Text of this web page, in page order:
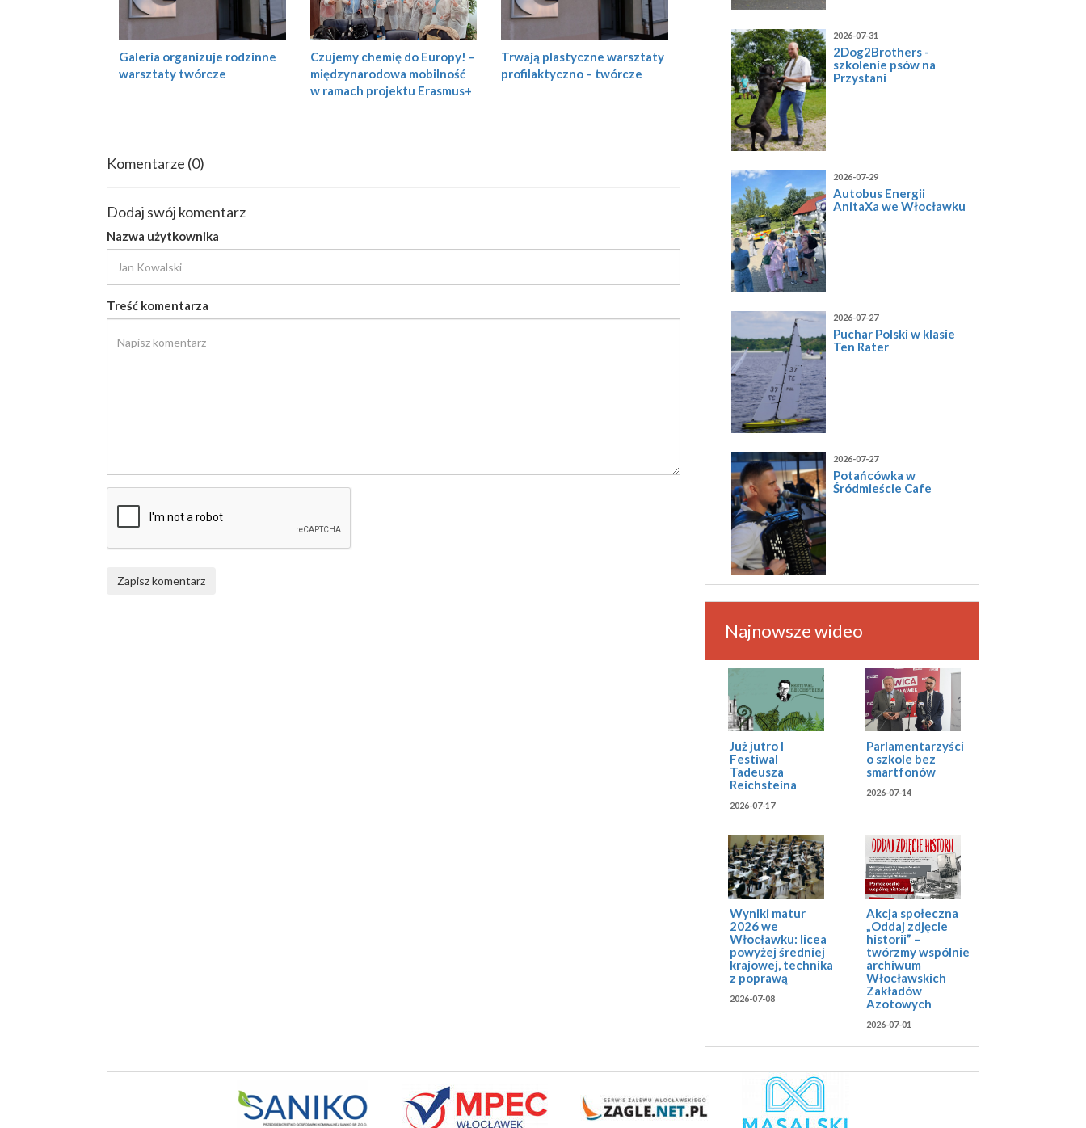
Galeria organizuje rodzinne
warsztaty twórcze
Czujemy chemię do Europy! –
międzynarodowa mobilność
w ramach projektu Erasmus+
Trwają plastyczne warsztaty
profilaktyczno – twórcze
Komentarze (0)
Dodaj swój komentarz
Nazwa użytkownika
Treść komentarza
Zapisz komentarz
2026-07-31
2Dog2Brothers -
szkolenie psów na
Przystani
2026-07-29
Autobus Energii
AnitaXa we Włocławku
2026-07-27
Puchar Polski w klasie
Ten Rater
2026-07-27
Potańcówka w
Śródmieście Cafe
Najnowsze wideo
Już jutro I
Festiwal
Tadeusza
Reichsteina
2026-07-17
Parlamentarzyści
o szkole bez
smartfonów
2026-07-14
Wyniki matur
2026 we
Włocławku: licea
powyżej średniej
krajowej, technika
z poprawą
2026-07-08
Akcja społeczna
„Oddaj zdjęcie
historii” –
twórzmy wspólnie
archiwum
Włocławskich
Zakładów
Azotowych
2026-07-01